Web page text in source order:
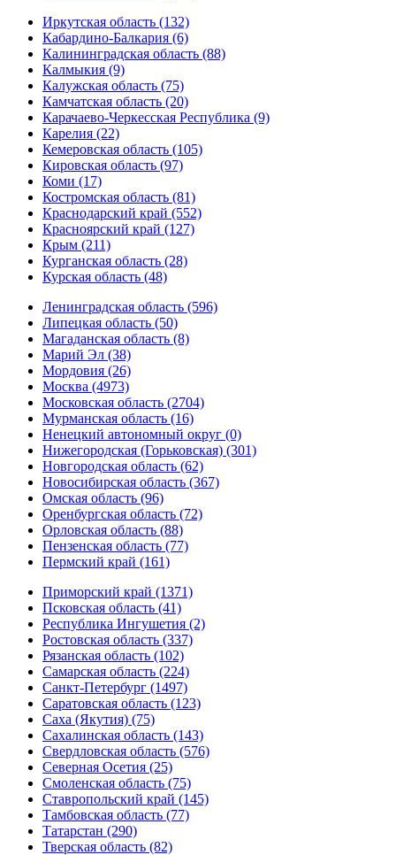
Иркутская область (132)
Кабардино-Балкария (6)
Калининградская область (88)
Калмыкия (9)
Калужская область (75)
Камчатская область (20)
Карачаево-Черкесская Республика (9)
Карелия (22)
Кемеровская область (105)
Кировская область (97)
Коми (17)
Костромская область (81)
Краснодарский край (552)
Красноярский край (127)
Крым (211)
Курганская область (28)
Курская область (48)
Ленинградская область (596)
Липецкая область (50)
Магаданская область (8)
Марий Эл (38)
Мордовия (26)
Москва (4973)
Московская область (2704)
Мурманская область (16)
Ненецкий автономный округ (0)
Нижегородская (Горьковская) (301)
Новгородская область (62)
Новосибирская область (367)
Омская область (96)
Оренбургская область (72)
Орловская область (88)
Пензенская область (77)
Пермский край (161)
Приморский край (1371)
Псковская область (41)
Республика Ингушетия (2)
Ростовская область (337)
Рязанская область (102)
Самарская область (224)
Санкт-Петербург (1497)
Саратовская область (123)
Саха (Якутия) (75)
Сахалинская область (143)
Свердловская область (576)
Северная Осетия (25)
Смоленская область (75)
Ставропольский край (145)
Тамбовская область (77)
Татарстан (290)
Тверская область (82)